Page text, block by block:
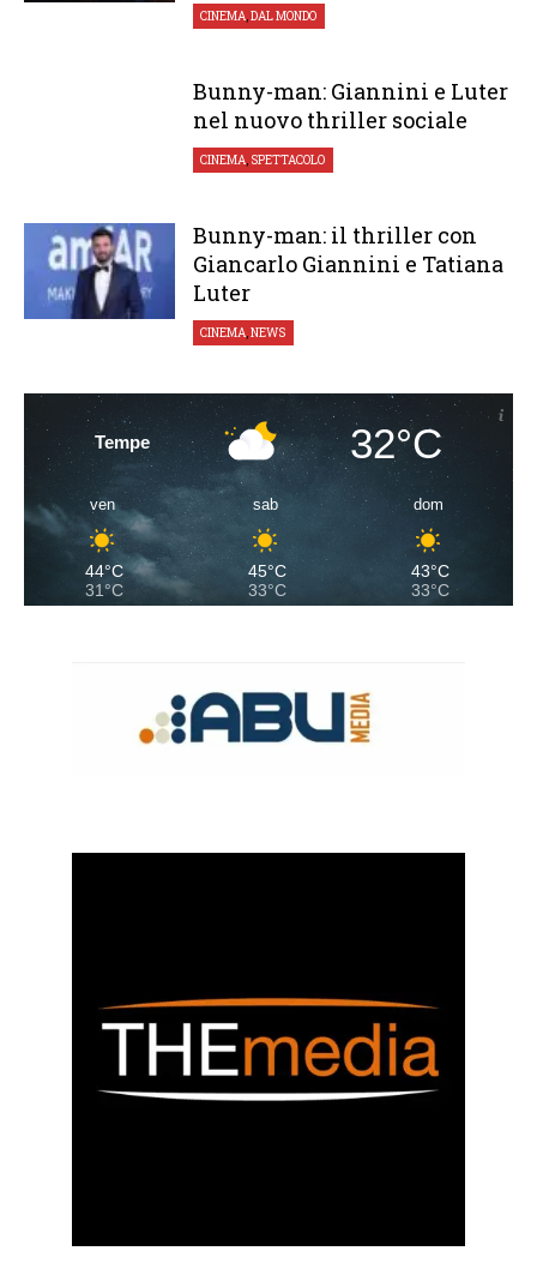
CINEMA,DAL MONDO
Bunny-man: Giannini e Luter
nel nuovo thriller sociale
CINEMA, SPETTACOLO
Bunny-man: il thriller con
Giancarlo Giannini e Tatiana
Luter
CINEMA,NEWS
Tempe 32°C
ven
44°C
31°C
sab
45°C
33°C
dom
43°C
33°C